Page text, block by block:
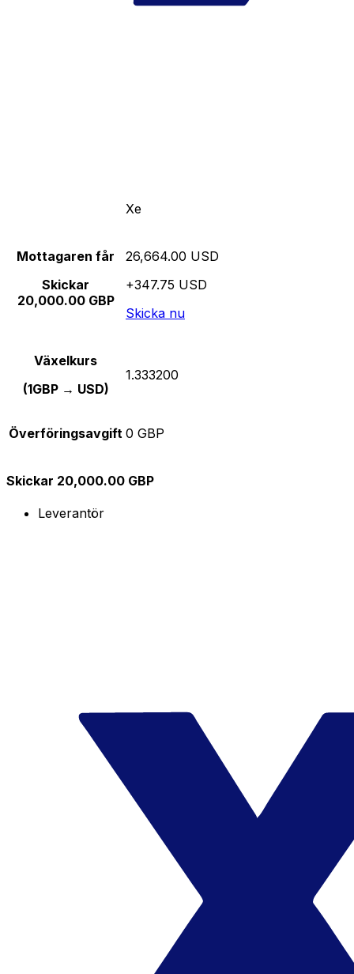
Xe
Mottagaren får
Skickar
20,000.00 GBP
26,664.00 USD
+347.75 USD
Skicka nu
Växelkurs
(1GBP → USD)
1.333200
Överföringsavgift 0 GBP
Skickar 20,000.00 GBP
Leverantör